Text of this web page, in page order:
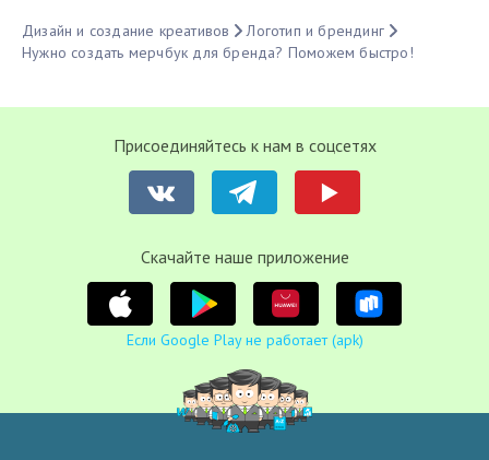
Дизайн и создание креативов
Логотип и брендинг
Нужно создать мерчбук для бренда? Поможем быстро!
Присоединяйтесь к нам в соцсетях
Cкачайте наше приложение
Если Google Play не работает (apk)